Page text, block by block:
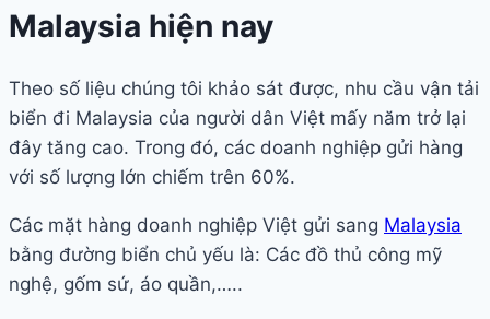
Malaysia hiện nay
Theo số liệu chúng tôi khảo sát được, nhu cầu vận tải
biển đi Malaysia của người dân Việt mấy năm trở lại
đây tăng cao. Trong đó, các doanh nghiệp gửi hàng
với số lượng lớn chiếm trên 60%.
Các mặt hàng doanh nghiệp Việt gửi sang Malaysia
bằng đường biển chủ yếu là: Các đồ thủ công mỹ
nghệ, gốm sứ, áo quần,…..